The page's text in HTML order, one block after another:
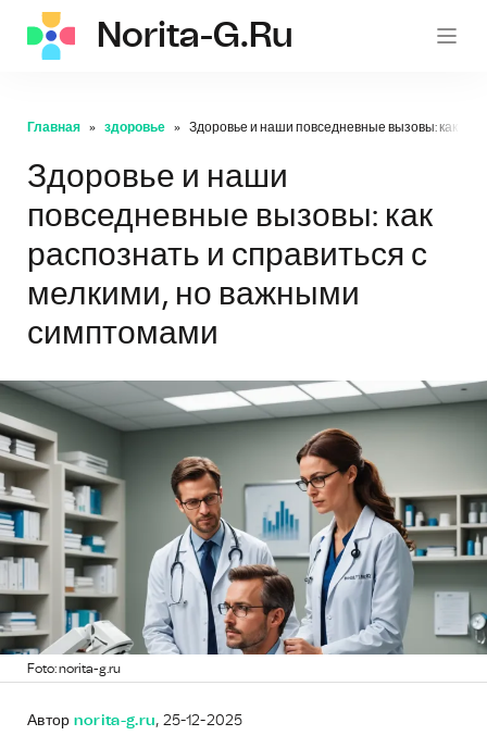
Norita-G.ru
Главная здоровье Здоровье и наши повседневные вызовы: как
Здоровье и наши
повседневные вызовы: как
распознать и справиться с
мелкими, но важными
симптомами
Foto: norita-g.ru
Автор norita-g.ru, 25-12-2025